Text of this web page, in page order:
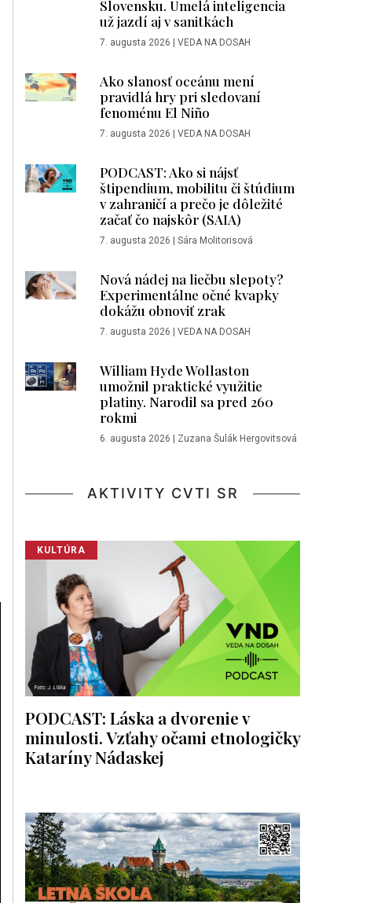
Slovensku. Umelá inteligencia
už jazdí aj v sanitkách
7. augusta 2026 | VEDA NA DOSAH
Ako slanosť oceánu mení
pravidlá hry pri sledovaní
fenoménu El Niño
7. augusta 2026 | VEDA NA DOSAH
PODCAST: Ako si nájsť
štipendium, mobilitu či štúdium
v zahraničí a prečo je dôležité
začať čo najskôr (SAIA)
7. augusta 2026 | Sára Molitorisová
Nová nádej na liečbu slepoty?
Experimentálne očné kvapky
dokážu obnoviť zrak
7. augusta 2026 | VEDA NA DOSAH
William Hyde Wollaston
umožnil praktické využitie
platiny. Narodil sa pred 260
rokmi
6. augusta 2026 | Zuzana Šulák Hergovitsová
AKTIVITY CVTI SR
KULTÚRA
PODCAST: Láska a dvorenie v
minulosti. Vzťahy očami etnologičky
Kataríny Nádaskej